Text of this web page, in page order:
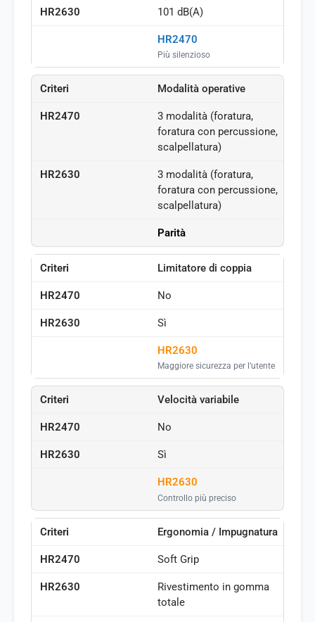
101 dB(A)
HR2470
Più silenzioso
Modalità operative
3 modalità (foratura,
foratura con percussione,
scalpellatura)
3 modalità (foratura,
foratura con percussione,
scalpellatura)
Parità
Limitatore di coppia
No
Sì
HR2630
Maggiore sicurezza per l’utente
Velocità variabile
No
Sì
HR2630
Controllo più preciso
Ergonomia / Impugnatura
Soft Grip
Rivestimento in gomma
totale